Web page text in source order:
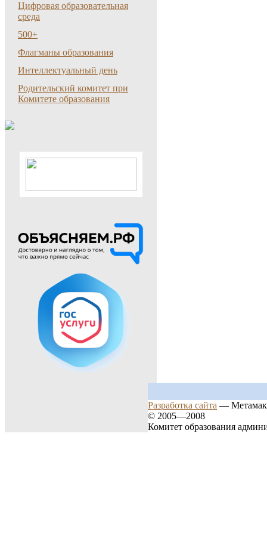
Цифровая образовательная
среда
500+
Флагманы образования
Интеллектуальный день
Родительский комитет при
Комитете образования
Разработка сайта —
© 2005—2008
Комитет образования